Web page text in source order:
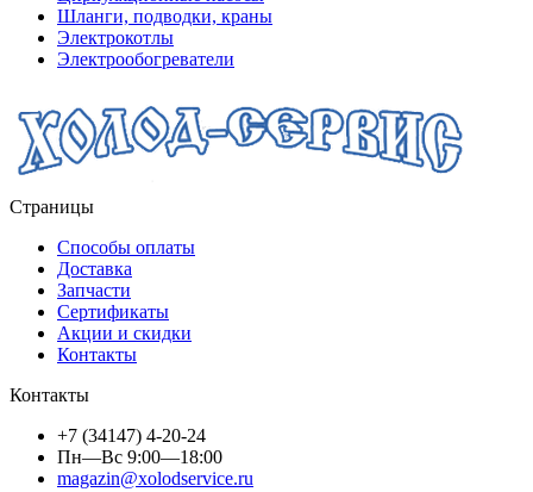
Шланги, подводки, краны
Электрокотлы
Электрообогреватели
Страницы
Способы оплаты
Доставка
Запчасти
Сертификаты
Акции и скидки
Контакты
Контакты
+7 (34147) 4-20-24
Пн—Вс 9:00—18:00
magazin@xolodservice.ru